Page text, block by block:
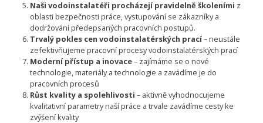
Naši vodoinstalatéři procházejí pravidelně školeními z
oblasti bezpečnosti práce, vystupování se zákazníky a
dodržování předepsaných pracovních postupů.
Trvalý pokles cen vodoinstalatérských prací– neustále
zefektivňujeme pracovní procesy vodoinstalatérských prací
Moderní přístup a inovace– zajímáme se o nové
technologie, materiály a technologie a zavádíme je do
pracovních procesů
Růst kvality a spolehlivosti – aktivně vyhodnocujeme
kvalitativní parametry naší práce a trvale zavádíme cesty ke
zvýšení kvality